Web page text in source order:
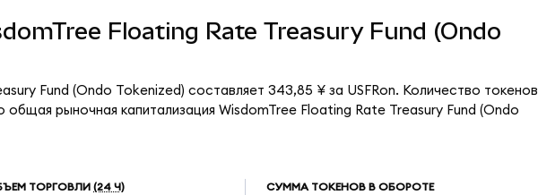
Floating Rate Treasury Fund (Ondo
Fund (Ondo Tokenized) составляет 343,85 ¥ за USFRon. Количество токенов
общая рыночная капитализация WisdomTree Floating Rate Treasury Fund (Ondo
ТОРГОВЛИ (24 Ч) СУММА ТОКЕНОВ В ОБОРОТЕ